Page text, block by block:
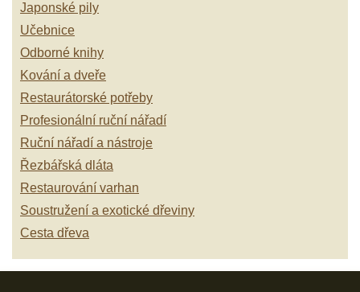
Japonské pily
Učebnice
Odborné knihy
Kování a dveře
Restaurátorské potřeby
Profesionální ruční nářadí
Ruční nářadí a nástroje
Řezbářská dláta
Restaurování varhan
Soustružení a exotické dřeviny
Cesta dřeva